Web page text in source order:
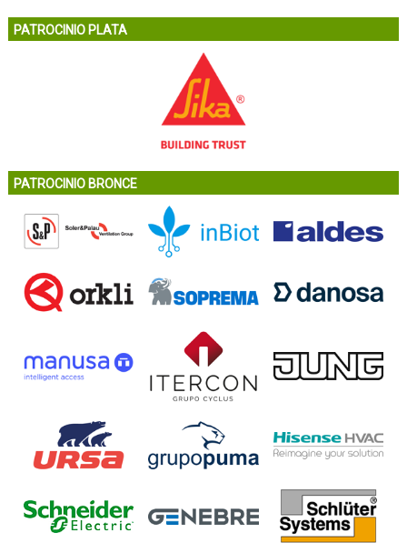
PATROCINIO PLATA
PATROCINIO BRONCE